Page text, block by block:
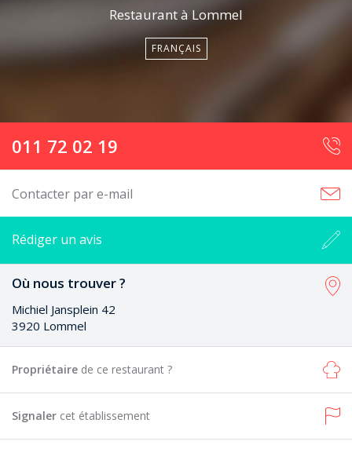
Restaurant à Lommel
FRANÇAIS
011 72 02 19
Contacter par e-mail
Rédiger un avis
Où nous trouver ?
Michiel Jansplein 42
3920 Lommel
Propriétaire de ce restaurant ?
Signaler cet établissement